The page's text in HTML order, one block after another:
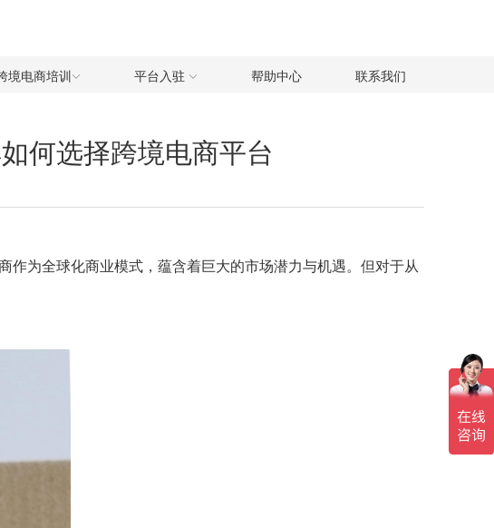
境电商培训 平台入驻 帮助中心 联系我们
何选择跨境电商平台
为全球化商业模式，蕴含着巨大的市场潜力与机遇。但对于从